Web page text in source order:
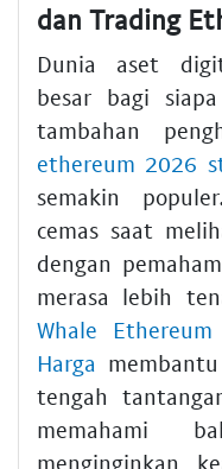
dan Trading
Dunia aset
besar bagi
tambahan
ethereum 2026
semakin
cemas saat
dengan
merasa lebih
Whale
Harga
tengah
memahami
menginginkan